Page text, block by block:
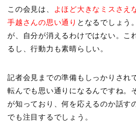
この会見は、
よほど大きなミスさえ
手越さんの思い通り となるでしょう
が、自分が消えるわけではない。こ
るし、行動力も素晴らしい。
記者会見までの準備もしっかりされ
転んでも思い通りになるんですね。
が知っており、何を応えるのか話す
でも注目するでしょう。